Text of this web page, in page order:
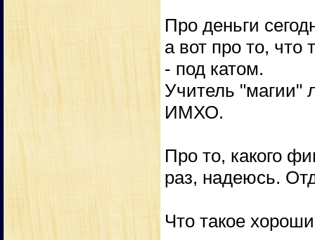
Про деньги
а вот про то,
- под катом.
Учитель "магии"
ИМХО.
Про то, какого
раз, надеюсь.
Что такое